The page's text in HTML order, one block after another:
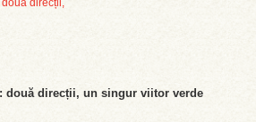
două direcții, un singur viitor verde